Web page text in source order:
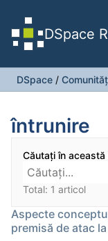
DSpace
DSpace /
întrunire
Căutați în această
Total: 1 articol
Aspecte
premisă de atac